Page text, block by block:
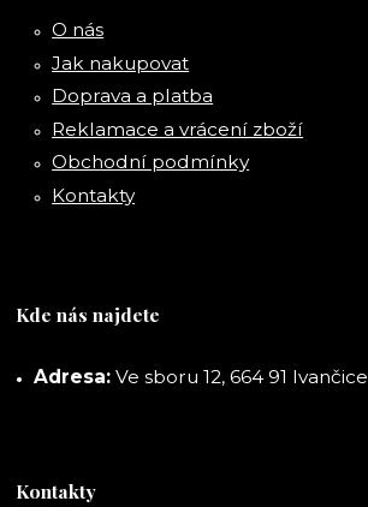
O nás
Jak nakupovat
Doprava a platba
Reklamace a vrácení zboží
Obchodní podmínky
Kontakty
Kde nás najdete
Adresa: Ve sboru 12, 664 91 Ivančice
Kontakty